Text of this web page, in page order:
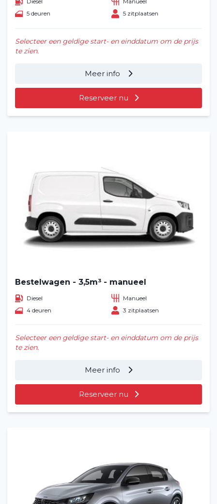
5 deuren
5 zitplaatsen
Selecteer een geldige start- en einddatum om de prijs
te zien.
Meer info
Reserveer nu
Bestelwagen - 3,5m³ - manueel
Diesel
Manueel
4 deuren
3 zitplaatsen
Selecteer een geldige start- en einddatum om de prijs
te zien.
Meer info
Reserveer nu